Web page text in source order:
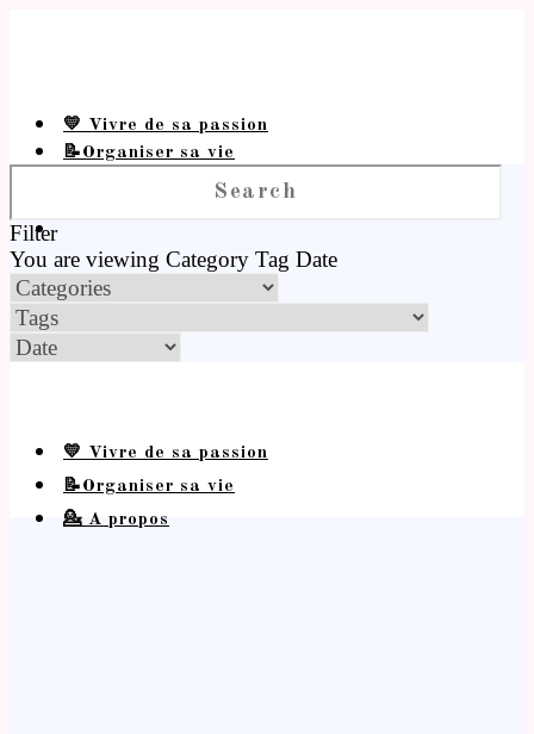
💛 Vivre de sa passion
📝Organiser sa vie
Filter
You are viewing Category Tag Date
💛 Vivre de sa passion
📝Organiser sa vie
💁 A propos